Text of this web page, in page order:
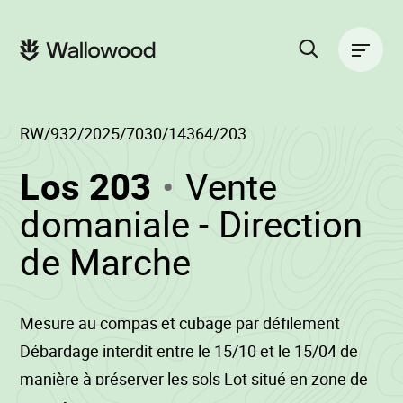
springen
springen
Los 203 (RW/932/
-
Vente
domaniale - Direction
de Marche
RW/932/2025/7030/14364/203
Mesure au compas et cubage par défilement
Débardage interdit entre le 15/10 et le 15/04 de
manière à préserver les sols Lot situé en zone de